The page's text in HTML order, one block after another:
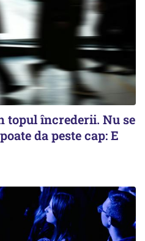
topul încrederii. Nu se
da peste cap: E